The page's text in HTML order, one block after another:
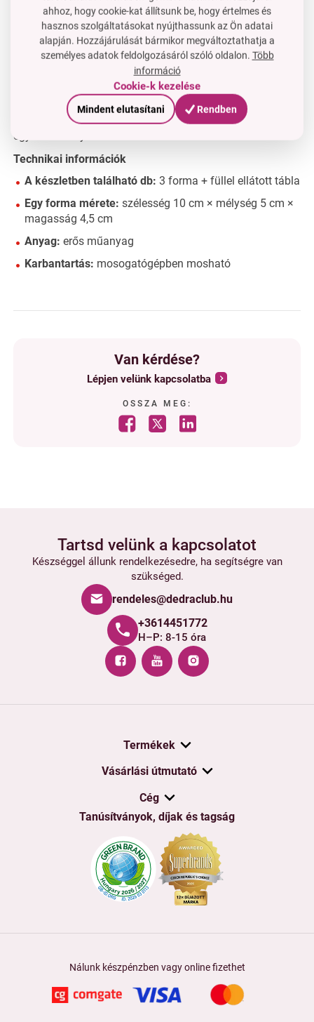
Használhatom a formákat sütéshez?Nem, hideg
elkészítésre és formázásra készültek.
Moshatóak mosogatógépben?Igen, erős műanyagból
készültek, amely ellenáll a mosogatógépben való
mosásnak.
Stólozhatók a formák?Igen, helytakarékosság érdekében
egymásra helyezhetők.
Technikai információk
A készletben található db: 3 forma + füllel ellátott tábla
Egy forma mérete: szélesség 10 cm × mélység 5 cm ×
magasság 4,5 cm
Anyag: erős műanyag
Karbantartás: mosogatógépben mosható
Van kérdése?
Lépjen velünk kapcsolatba
OSSZA MEG:
Tartsd velünk a kapcsolatot
Készséggel állunk rendelkezésedre, ha segítségre van
szükséged.
rendeles@dedraclub.hu
+3614451772
H–P: 8-15 óra
Termékek
Vásárlási útmutató
Cég
Tanúsítványok, díjak és tagság
Nálunk készpénzben vagy online fizethet
ahhoz, hogy cookie-kat állítsunk be, hogy értelmes és
hasznos szolgáltatásokat nyújthassunk az Ön adatai
alapján. Hozzájárulását bármikor megváltoztathatja a
személyes adatok feldolgozásáról szóló oldalon. Több
információ
Cookie-k kezelése
Mindent elutasítani Rendben